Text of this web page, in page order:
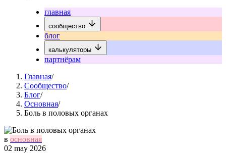
главная
сообщество
блог
калькуляторы
партнёрам
Главная/
Сообщество/
Блог/
Основная/
Боль в половых органах
в основная
02 may 2026